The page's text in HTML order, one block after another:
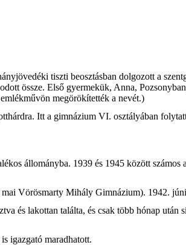
tiszti beosztásban dolgozott a
össze. Első gyermekük, Anna,
megörökítették a nevét.)
Itt a gimnázium VI. osztályában
állományba. 1939 és 1945 között számos
Vörösmarty Mihály Gimnázium). 1942.
és lakottan találta, és csak több hónap után
igazgató maradhatott.